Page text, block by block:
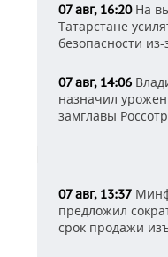
07 авг, 16:20На
Татарстане
безопасности
07 авг, 14:06
назначил
замглавы
07 авг, 13:37
предложил
срок продажи